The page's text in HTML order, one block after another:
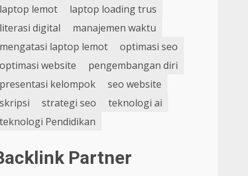
laptop lemot
laptop loading trus
literasi digital
manajemen waktu
mengatasi laptop lemot
optimasi seo
optimasi website
pengembangan diri
presentasi kelompok
seo website
skripsi
strategi seo
teknologi ai
teknologi Pendidikan
Partner